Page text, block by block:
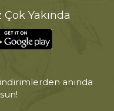
Yakında
anında